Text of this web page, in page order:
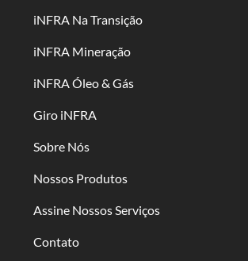
iNFRA Na Transição
iNFRA Mineração
iNFRA Óleo & Gás
Giro iNFRA
Sobre Nós
Nossos Produtos
Assine Nossos Serviços
Contato